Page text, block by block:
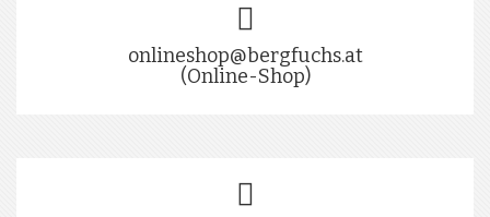
onlineshop@bergfuchs.at
(Online-Shop)